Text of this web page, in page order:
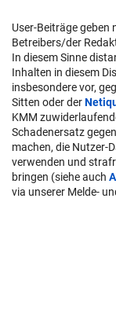
User-Beiträge geben
Betreibers/der
In diesem Sinne
Inhalten in diesem
insbesondere vor,
Sitten oder der
KMM
Schadenersatz
machen, die Nutzer-
verwenden und
bringen (siehe auch
via unserer Melde-